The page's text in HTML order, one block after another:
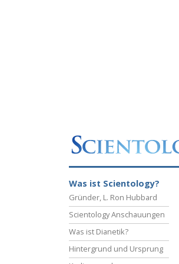
Was ist Scientology?
Gründer, L. Ron Hubbard
Scientology Anschauungen
Was ist Dianetik?
Hintergrund und Ursprung